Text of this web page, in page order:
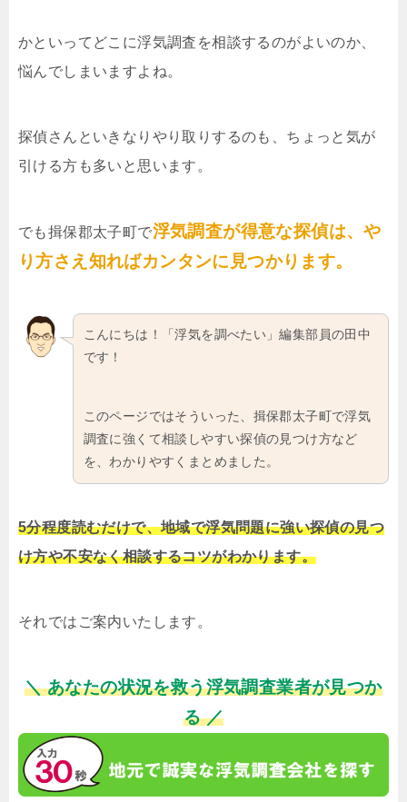
かといってどこに浮気調査を相談するのがよいのか、
悩んでしまいますよね。
探偵さんといきなりやり取りするのも、ちょっと気が
引ける方も多いと思います。
でも揖保郡太子町で浮気調査が得意な探偵は、や
り方さえ知ればカンタンに見つかります。
こんにちは！「浮気を調べたい」編集部員の田中
です！
このページではそういった、揖保郡太子町で浮気
調査に強くて相談しやすい探偵の見つけ方など
を、わかりやすくまとめました。
5分程度読むだけで、地域で浮気問題に強い探偵の見つ
け方や不安なく相談するコツがわかります。
それではご案内いたします。
＼ あなたの状況を救う浮気調査業者が見つか
る ／